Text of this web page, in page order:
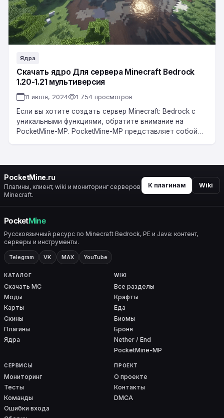
1.20-
1.21
мультиверсия
Ядра
Скачать ядро Для сервера Minecraft Bedrock
1.20-1.21 мультиверсия
11 июля, 2024 1 754 просмотров
Если вы хотите создать сервер Minecraft: Bedrock с
уникальными функциями, обратите внимание на
PocketMine-MP. PocketMine-MP представляет собой
PocketMine.ru
Плагины, клиент, wiki и мониторинг серверов
Minecraft.
К плагинам Wiki
Русскоязычный ресурс по Minecraft Bedrock, PE и Java: контент,
серверы и инструменты.
Telegram VK MAX YouTube
КАТАЛОГ
Скачать MC
Моды
Карты
Скины
Плагины
Ядра
WIKI
Все разделы
Крафты
Еда
Биомы
Броня
Nether / End
PocketMine-MP
СЕРВИСЫ
Мониторинг
Тесты
Команды
Ошибки входа
ПРОЕКТ
О проекте
Контакты
DMCA